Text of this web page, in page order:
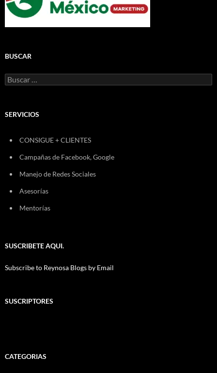
BUSCAR
Buscar:
SERVICIOS
CONSIGUE + CLIENTES
Campañas de Facebook, Google
Manejo de Redes Sociales
Asesorías
Mentorías
SUSCRIBETE AQUI.
Subscribe to Reynosa Blogs by Email
SUSCRIPTORES
CATEGORIAS